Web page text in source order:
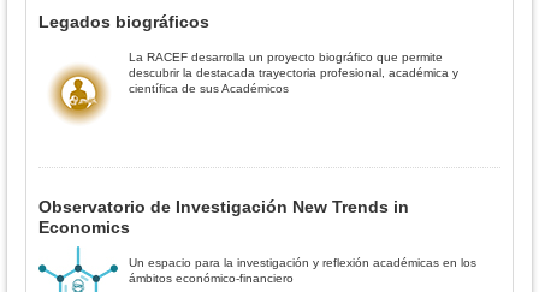
Legados biográficos
La RACEF desarrolla un proyecto biográfico que permite
descubrir la destacada trayectoria profesional, académica y
científica de sus Académicos
Observatorio de Investigación New Trends in
Economics
Un espacio para la investigación y reflexión académicas en los
ámbitos económico-financiero